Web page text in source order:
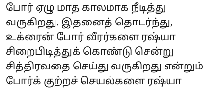
போர் ஏழு மாத காலமாக நீடித்து
வருகிறது. இதனைத் தொடர்ந்து,
உக்ரைன் போர் வீரர்களை ரஷ்யா
சிறைபிடித்துக் கொண்டு சென்று
சித்திரவதை செய்து வருகிறது என்றும்
போர்க் குற்றச் செயல்களை ரஷ்யா